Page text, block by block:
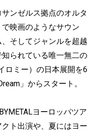
ンゼルス拠点のオルタ
映画のようなサウン
そしてジャンルを超越
られている唯一無二の
ロミー）の日本展開を6
」からスタート。
ヨーロッパツア
ト出演や、夏にはヨー